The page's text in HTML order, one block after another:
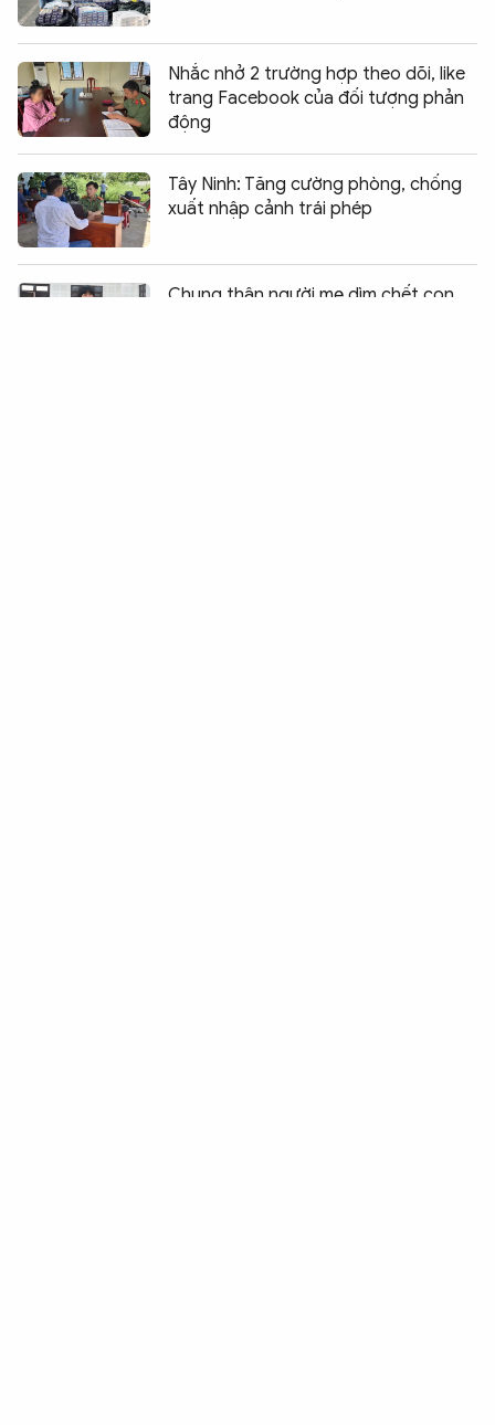
Nhắc nhở 2 trường hợp theo dõi, like
trang Facebook của đối tượng phản
động
Tây Ninh: Tăng cường phòng, chống
xuất nhập cảnh trái phép
Chung thân người mẹ dìm chết con